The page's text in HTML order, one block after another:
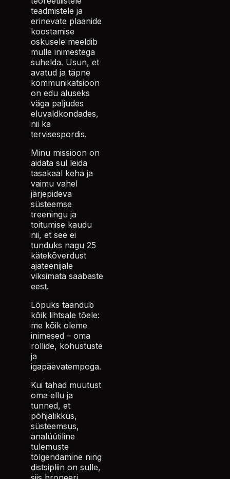
teadmistele ja
erinevate plaanide
koostamise
oskusele meeldib
mulle inimestega
suhelda. Usun, et
avatud ja täpne
kommunikatsioon
on edu aluseks
väga paljudes
eluvaldkondades,
nii ka
tervisespordis.
Minu missioon on
aidata sul leida
tasakaal keha ja
vaimu vahel
järjepideva
süsteemse
treeningu ja
toitumise kaudu
nii, et see ei
tunduks nagu 25
kätekõverdust
ajateenijale
viksimata saabaste
eest.
Lõpuks taandub
kõik lihtsale tõele:
me kõik oleme
inimesed – oma
rollide, kohustuste
ja
igapäevatempoga.
Kui tahad muutust
oma ellu ja
tunned, et
põhjalikkus,
süsteemsus,
analüütiline
tulemuste
tõlgendamine ning
distsipliin on sulle,